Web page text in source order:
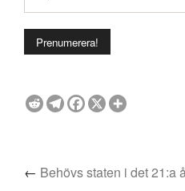
← Behövs staten i det 21:a